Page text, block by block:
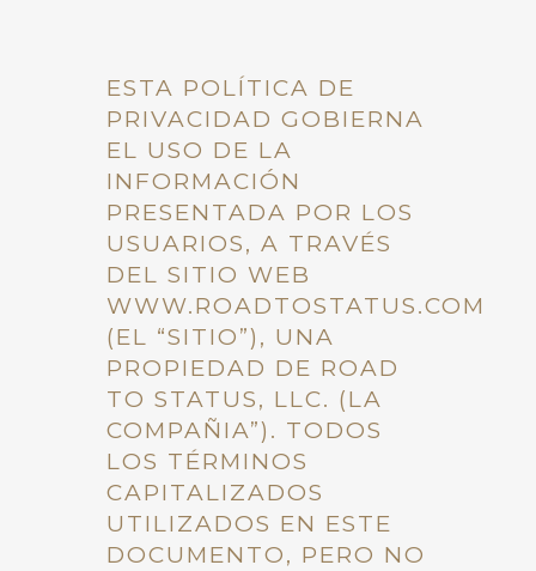
ESTA POLÍTICA DE
PRIVACIDAD GOBIERNA
EL USO DE LA
INFORMACIÓN
PRESENTADA POR LOS
USUARIOS, A TRAVÉS
DEL SITIO WEB
WWW.ROADTOSTATUS.COM
(EL “SITIO”), UNA
PROPIEDAD DE ROAD
TO STATUS, LLC. (LA
COMPAÑIA”). TODOS
LOS TÉRMINOS
CAPITALIZADOS
UTILIZADOS EN ESTE
DOCUMENTO, PERO NO